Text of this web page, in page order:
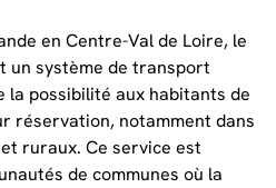
en Centre-Val de Loire, le
un système de transport
la possibilité aux habitants de
réservation, notamment dans
ruraux. Ce service est
de communes où la